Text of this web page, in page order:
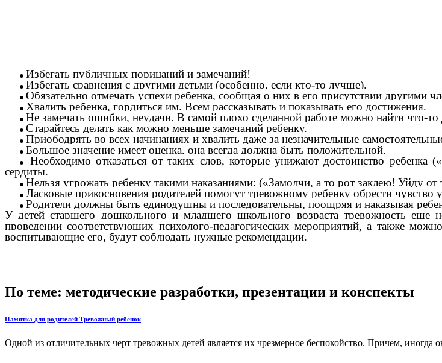
Избегать публичных порицаний и замечаний!
Избегать сравнения с другими детьми (особенно, если кто-то лучше).
Обязательно отмечать успехи ребенка, сообщая о них в его присутствии другими
Хвалить ребенка, гордиться им. Всем рассказывать и показывать его достижения.
Не замечать ошибки, неудачи. В самой плохо сделанной работе можно найти что-
Старайтесь делать как можно меньше замечаний ребенку.
Приободрять во всех начинаниях и хвалить даже за незначительные
Большое значение имеет оценка, она всегда должна быть положительной.
Необходимо отказаться от таких слов, которые унижают достоинство ребенка
сердиты.
Нельзя угрожать ребенку такими наказаниями: («Замолчи, а то рот заклею! Уйду
Ласковые прикосновения родителей помогут тревожному ребенку обрести чувство
Родители должны быть единодушны и последовательны, поощряя и наказывая
У детей старшего дошкольного и младшего школьного возраста тревожность еще
проведении соответствующих психолого-педагогических мероприятий, а также
воспитывающие его, будут соблюдать нужные рекомендации.
По теме: методические разработки, презентации и конспекты
Памятка для родителей Тревожный ребенок
Одной из отличительных черт тревожных детей является их чрезмерное беспокойство. Причем, иногда